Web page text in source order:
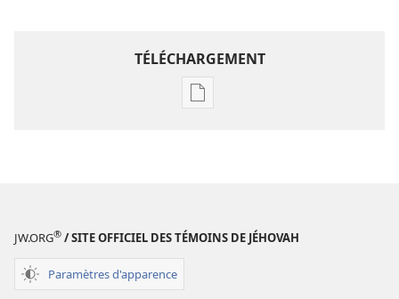
TÉLÉCHARGEMENT
Options
LA
JW.ORG® / SITE OFFICIEL DES TÉMOINS DE JÉHOVAH
Paramètres d'apparence